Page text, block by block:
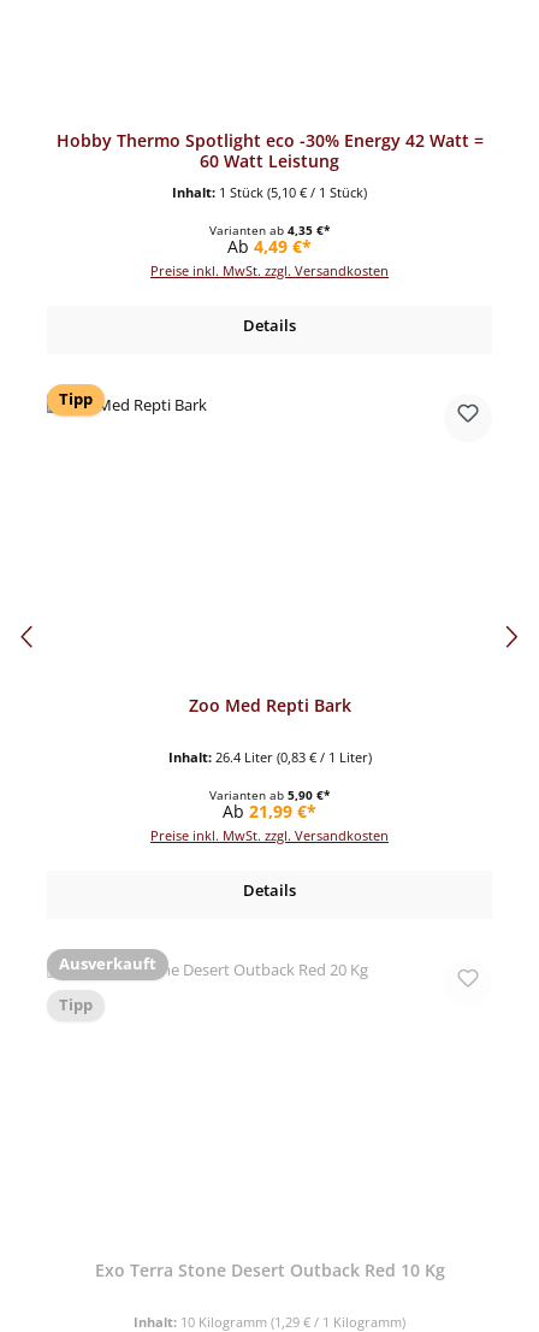
Hobby Thermo Spotlight eco -30% Energy 42 Watt =
60 Watt Leistung
Inhalt: 1 Stück (5,10 € / 1 Stück)
Varianten ab 4,35 €*
Regulärer Preis:
Ab 4,49 €*
Preise inkl. MwSt. zzgl. Versandkosten
Details
Tipp
Zoo Med Repti Bark
Inhalt: 26.4 Liter (0,83 € / 1 Liter)
Varianten ab 5,90 €*
Regulärer Preis:
Ab 21,99 €*
Preise inkl. MwSt. zzgl. Versandkosten
Details
Ausverkauft
Tipp
Exo Terra Stone Desert Outback Red 10 Kg
Inhalt: 10 Kilogramm (1,29 € / 1 Kilogramm)